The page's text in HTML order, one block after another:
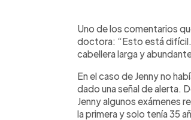
Uno de los comentarios
doctora: “Esto está difícil.
cabellera larga y
En el caso de Jenny no
dado una señal de alerta.
Jenny algunos exámenes
la primera y solo tenía 35